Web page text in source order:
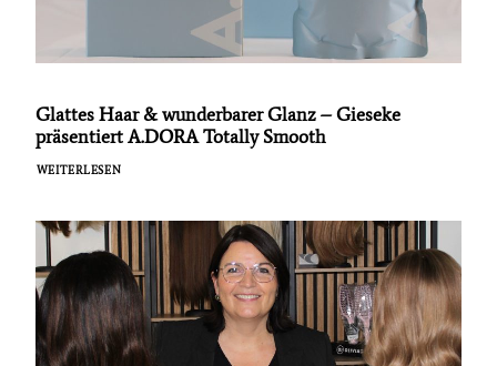
Glattes Haar & wunderbarer Glanz – Gieseke
präsentiert A.DORA Totally Smooth
WEITERLESEN